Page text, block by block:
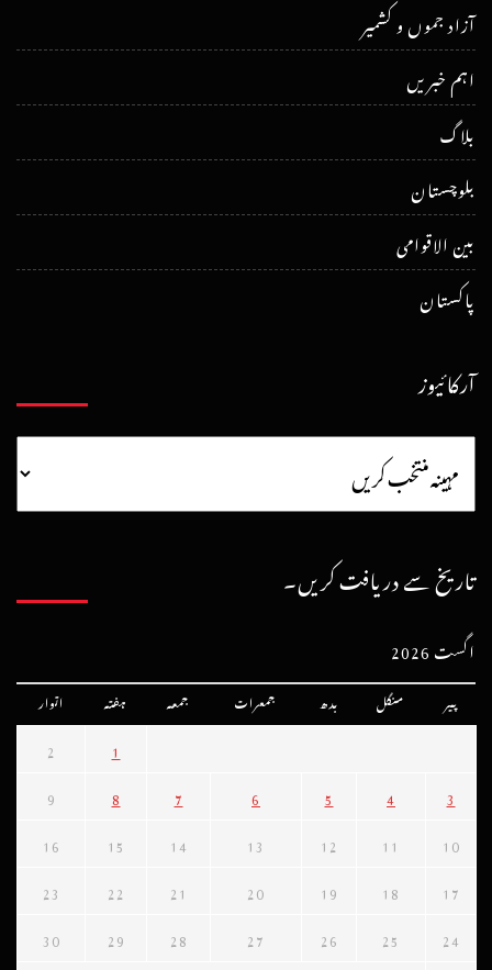
آزاد جموں و کشمیر
اہم خبریں
بلاگ
بلوچستان
بین الاقوامی
پاکستان
آرکائیوز
تاریخ سے دریافت کریں۔
اگست 2026
پیر منگل بدھ جمعرات جمعہ ہفتہ اتوار
1
2
3
4
5
6
7
8
9
10
11
12
13
14
15
16
17
18
19
20
21
22
23
24
25
26
27
28
29
30